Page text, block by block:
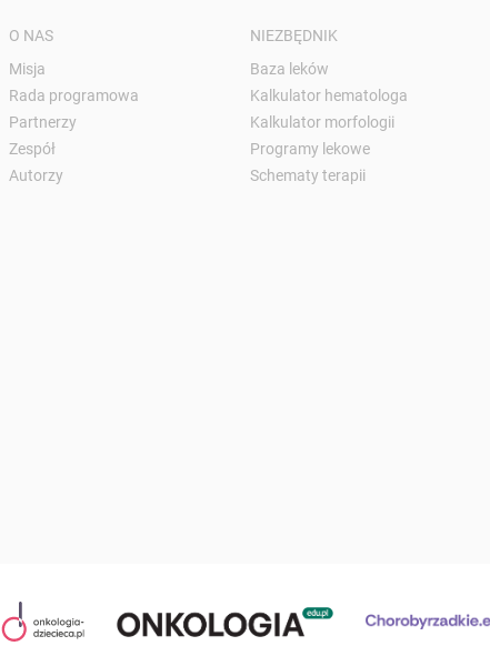
O NAS
Misja
Rada programowa
Partnerzy
Zespół
Autorzy
NIEZBĘDNIK
Baza leków
Kalkulator hematologa
Kalkulator morfologii
Programy lekowe
Schematy terapii